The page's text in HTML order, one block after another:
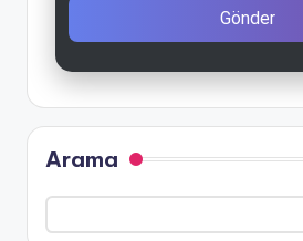
Gönder
Arama